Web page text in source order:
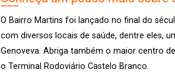
O Bairro Martins foi lançado no final do
com diversos locais de saúde, dentre eles,
Genoveva. Abriga também o maior centro
o Terminal Rodoviário Castelo Branco.